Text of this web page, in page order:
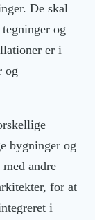
De skal
og
er i
og
bygninger og
andre
for at
i